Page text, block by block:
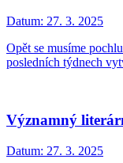
Datum: 27. 3. 2025
Opět se musíme
posledních týdnech
Významný
Datum: 27. 3. 2025